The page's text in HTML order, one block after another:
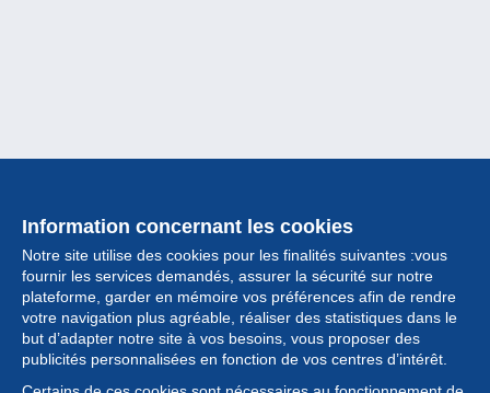
Information concernant les cookies
Notre site utilise des cookies pour les finalités suivantes :vous
fournir les services demandés, assurer la sécurité sur notre
plateforme, garder en mémoire vos préférences afin de rendre
votre navigation plus agréable, réaliser des statistiques dans le
but d’adapter notre site à vos besoins, vous proposer des
publicités personnalisées en fonction de vos centres d’intérêt.
Collection